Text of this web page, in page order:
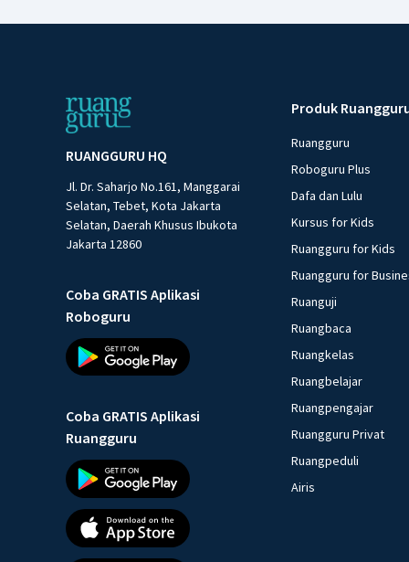
RUANGGURU HQ
Jl. Dr. Saharjo No.161, Manggarai
Selatan, Tebet, Kota Jakarta
Selatan, Daerah Khusus Ibukota
Jakarta 12860
Coba GRATIS Aplikasi
Roboguru
Coba GRATIS Aplikasi
Ruangguru
Produk
Ruangguru
Roboguru Plus
Dafa dan Lulu
Kursus for Kids
Ruangguru for Kids
Ruangguru for
Ruanguji
Ruangbaca
Ruangkelas
Ruangbelajar
Ruangpengajar
Ruangguru Privat
Ruangpeduli
Airis